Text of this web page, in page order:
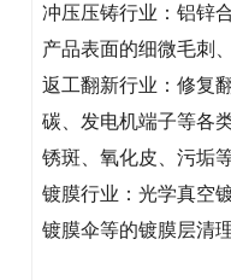
冲压压铸行业：铝锌
产品表面的细微毛刺
返工翻新行业：修复
碳、发电机端子等各
锈斑、氧化皮、污垢
镀膜行业：光学真空
镀膜伞等的镀膜层清理